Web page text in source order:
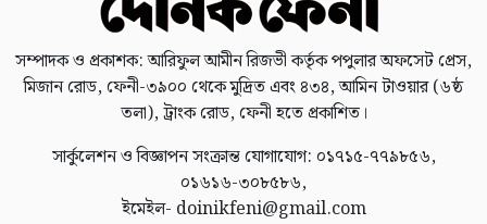
সম্পাদক ও প্রকাশক: আরিফুল আমীন রিজভী কর্তৃক পপুলার অফসেট প্রেস,
মিজান রোড, ফেনী-৩৯০০ থেকে মুদ্রিত এবং ৪৩৪, আমিন টাওয়ার (৬ষ্ঠ
তলা), ট্রাংক রোড, ফেনী হতে প্রকাশিত।
সার্কুলেশন ও বিজ্ঞাপন সংক্রান্ত যোগাযোগ: ০১৭১৫-৭৭৯৮৫৬,
০১৬১৬-৩০৮৫৮৬,
ইমেইল- doinikfeni@gmail.com